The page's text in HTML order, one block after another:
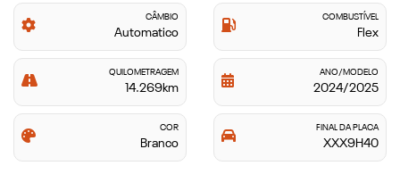
CÂMBIO
Automatico
COMBUSTÍVEL
Flex
QUILOMETRAGEM
14.269km
ANO/MODELO
2024/2025
COR
Branco
FINAL DA PLACA
XXX9H40